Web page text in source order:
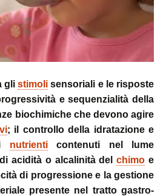
gli stimoli sensoriali e le risposte
e sequenzialità della
biochimiche che devono agire
; il controllo della idratazione e
nutrienticontenuti nel lume
acidità o alcalinità delchimo e
di progressione e la gestione
presente nel tratto gastro-